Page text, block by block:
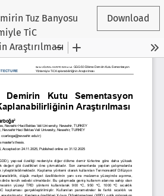
Tuz Banyosu
TiC
Download